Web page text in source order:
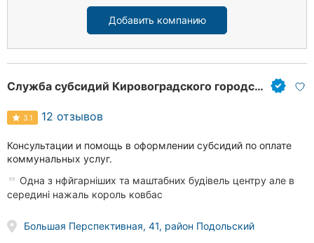
Добавить компанию
Служба субсидий Кировоградского городского совета
3.1 12 отзывов
Консультации и помощь в оформлении субсидий по оплате
коммунальных услуг.
Одна з нфйгарніших та маштабних будівель центру але в
середині нажаль король ковбас
Большая Перспективная, 41, район Подольский